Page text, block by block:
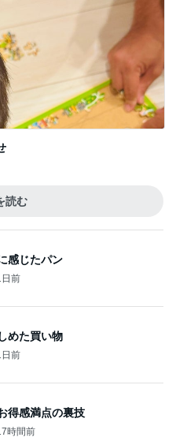
読む
感じたパン
日前
めた買い物
日前
得感満点の裏技
時間前